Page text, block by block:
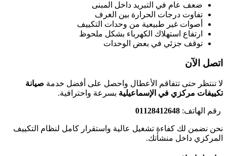
ضعف عام في التبريد داخل المبنى
تفاوت درجات الحرارة بين الغرف
أصوات غير طبيعية من وحدات التكييف
ارتفاع استهلاك الكهرباء بشكل ملحوظ
توقف جزئي في بعض الوحدات
اتصل الآن
لا تنتظر حتى تتفاقم الأعطال واحصل على أفضل خدمة صيانة
تكييفات مركزي في الإسماعيلية بسرعة واحترافية.
رقم الهاتف: 01128412648
نحن نضمن لك كفاءة تشغيل عالية واستقرار كامل لنظام التكييف
المركزي داخل منشأتك.